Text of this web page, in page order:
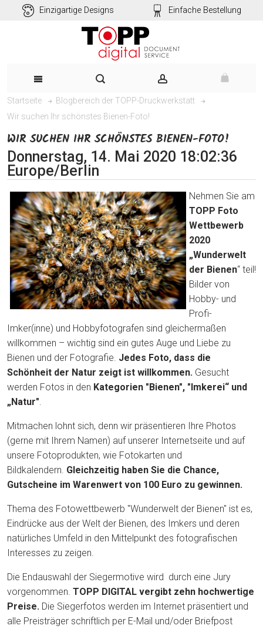
Einzigartige Designs Einfache Bestellung
Startseite
Blogbereich der TOPP-Druckwerkstatt
Wir suchen Ihr schönstes Bienen-Foto!
WIR SUCHEN IHR SCHÖNSTES BIENEN-FOTO!
Donnerstag, 14. Mai 2020 18:02:36
Europe/Berlin
Nehmen Sie am
TOPP Foto
Wettbewerb
2020
„Wunderwelt
der Bienen“ teil!
Bilder von
Hobby- und
Profi-
Imker(inne) und Hobbyfotografen sind gleichermaßen
willkommen – wichtig sind ein gutes Auge und Liebe zu
Bienen und der Fotografie. Jedes Foto, dass die
Schönheit der Natur zeigt ist willkommen. Gesucht
werden Fotos in den Kategorien "Bienen", "Imkerei“ und
„Natur"
Mitmachen lohnt sich, denn wir präsentieren Ihre Photos
(gerne mit Ihrem Namen) auf unserer Internetseite und auf
unsere Fotoprodukten, wie Fotokarten und
Bildkalendern. Gleichzeitig haben Sie die Chance,
Gutscheine im Warenwert von 100 Euro zu gewinnen.
Thema des Fotowettbewerb "Wunderwelt der Bienen" ist es,
Eindrücke aus der Welt der Bienen, des Imkers und deren
natürliches Umfeld in den Mittelpunkt des fotografischen
Interesses zu zeigen.
Die Endauswahl der Siegermotive wird durch eine Jury
vorgenommen. TOPP DIGITAL vergibt zehn hochwertige
Preise. Die Siegerfotos werden im Internet präsentiert und
alle Preisträger schriftlich per E-Mail und/oder Briefpost